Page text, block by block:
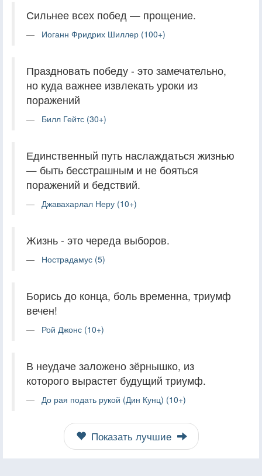
Сильнее всех побед — прощение.
Иоганн Фридрих Шиллер (100+)
Праздновать победу - это замечательно,
но куда важнее извлекать уроки из
поражений
Билл Гейтс (30+)
Единственный путь наслаждаться жизнью
— быть бесстрашным и не бояться
поражений и бедствий.
Джавахарлал Неру (10+)
Жизнь - это череда выборов.
Нострадамус (5)
Борись до конца, боль временна, триумф
вечен!
Рой Джонс (10+)
В неудаче заложено зёрнышко, из
которого вырастет будущий триумф.
До рая подать рукой (Дин Кунц) (10+)
Показать лучшие